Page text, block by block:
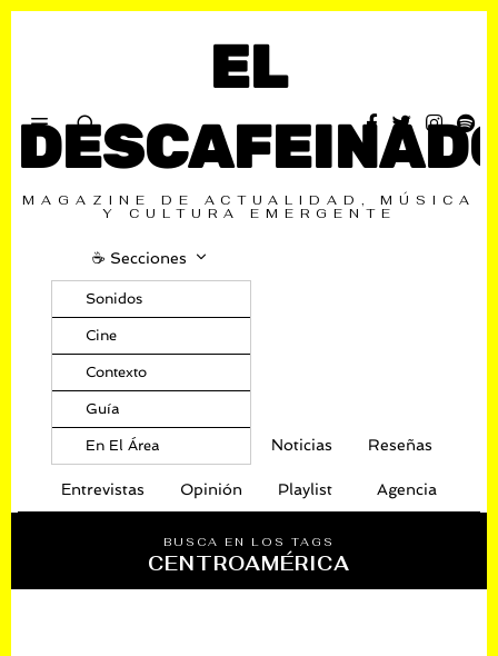
EL
MAGAZINE DE ACTUALIDAD, MÚSICA
Y CULTURA EMERGENTE
☕️ Secciones
Sonidos
Cine
Contexto
Guía
En El Área Noticias Reseñas
Entrevistas Opinión Playlist Agencia
BUSCA EN LOS TAGS
CENTROAMÉRICA